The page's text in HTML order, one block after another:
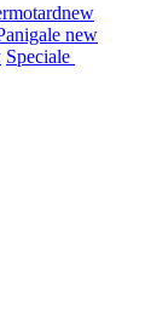
new
new
Speciale